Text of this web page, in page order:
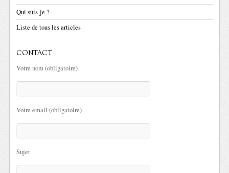
Qui suis-je ?
Liste de tous les articles
CONTACT
Votre nom (obligatoire)
Votre email (obligatoire)
Sujet